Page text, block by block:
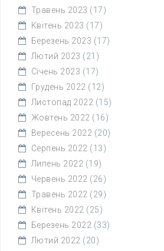
Травень 2023 (17)
Квітень 2023 (17)
Березень 2023 (17)
Лютий 2023 (21)
Січень 2023 (17)
Грудень 2022 (12)
Листопад 2022 (15)
Жовтень 2022 (16)
Вересень 2022 (20)
Серпень 2022 (13)
Липень 2022 (19)
Червень 2022 (26)
Травень 2022 (29)
Квітень 2022 (25)
Березень 2022 (33)
Лютий 2022 (20)